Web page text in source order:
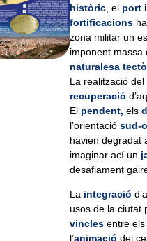
històric , el port
fortificacions
zona militar un
imponent massa
naturalesa
La realització
recuperació
El pendent, els
l’orientaciósud-
havien degradat
imaginar ací un
desafiament
La integració
usos de la ciutat
vincles entre
l’animació del